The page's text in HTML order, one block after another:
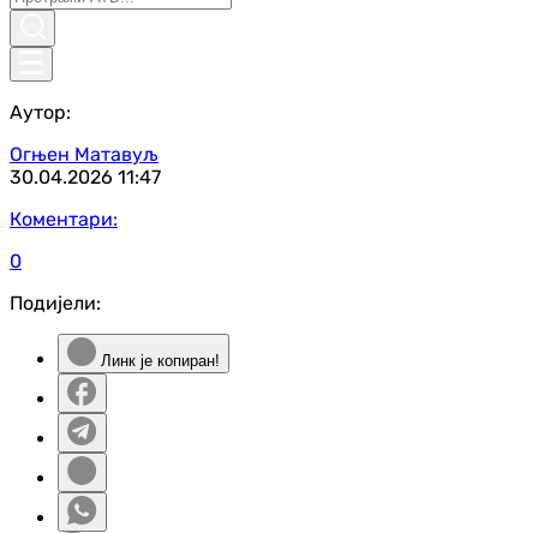
Аутор:
Огњен Матавуљ
30.04.2026 11:47
Коментари:
0
Подијели:
Линк је копиран!